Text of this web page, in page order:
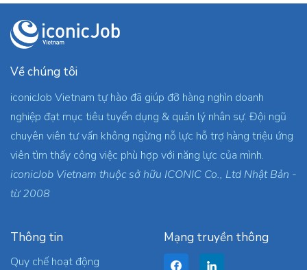
Về chúng tôi
iconicJob Vietnam tự hào đã giúp đỡ hàng nghìn doanh
nghiệp đạt mục tiêu tuyển dụng & quản lý nhân sự. Đội ngũ
chuyên viên tư vấn không ngừng nỗ lực hỗ trợ hàng triệu ứng
viên tìm thấy công việc phù hợp với năng lực của mình.
iconicJob Vietnam thuộc sở hữu ICONIC Co., Ltd Nhật Bản -
từ 2008
Thông tin
Quy chế hoạt động
Mạng truyền thông